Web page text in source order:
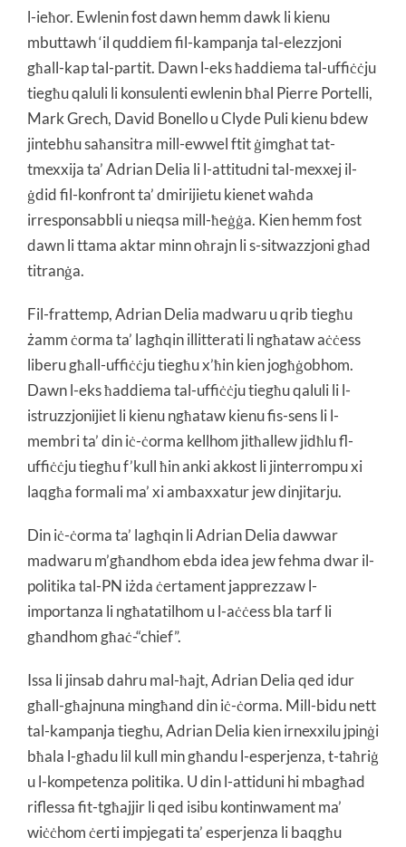
l-ieħor. Ewlenin fost dawn hemm dawk li kienu
mbuttawh ‘il quddiem fil-kampanja tal-elezzjoni
għall-kap tal-partit. Dawn l-eks ħaddiema tal-uffiċċju
tiegħu qaluli li konsulenti ewlenin bħal Pierre Portelli,
Mark Grech, David Bonello u Clyde Puli kienu bdew
jintebħu saħansitra mill-ewwel ftit ġimgħat tat-
tmexxija ta’ Adrian Delia li l-attitudni tal-mexxej il-
ġdid fil-konfront ta’ dmirijietu kienet waħda
irresponsabbli u nieqsa mill-ħeġġa. Kien hemm fost
dawn li ttama aktar minn oħrajn li s-sitwazzjoni għad
titranġa.
Fil-frattemp, Adrian Delia madwaru u qrib tiegħu
żamm ċorma ta’ lagħqin illitterati li ngħataw aċċess
liberu għall-uffiċċju tiegħu x’ħin kien jogħġobhom.
Dawn l-eks ħaddiema tal-uffiċċju tiegħu qaluli li l-
istruzzjonijiet li kienu ngħataw kienu fis-sens li l-
membri ta’ din iċ-ċorma kellhom jitħallew jidħlu fl-
uffiċċju tiegħu f’kull ħin anki akkost li jinterrompu xi
laqgħa formali ma’ xi ambaxxatur jew dinjitarju.
Din iċ-ċorma ta’ lagħqin li Adrian Delia dawwar
madwaru m’għandhom ebda idea jew fehma dwar il-
politika tal-PN iżda ċertament japprezzaw l-
importanza li ngħatatilhom u l-aċċess bla tarf li
għandhom għaċ-“chief”.
Issa li jinsab dahru mal-ħajt, Adrian Delia qed idur
għall-għajnuna mingħand din iċ-ċorma. Mill-bidu nett
tal-kampanja tiegħu, Adrian Delia kien irnexxilu jpinġi
bħala l-għadu lil kull min għandu l-esperjenza, t-taħriġ
u l-kompetenza politika. U din l-attiduni hi mbagħad
riflessa fit-tgħajjir li qed isibu kontinwament ma’
wiċċhom ċerti impjegati ta’ esperjenza li baqgħu